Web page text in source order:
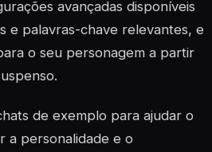
avançadas disponíveis
e palavras-chave relevantes, e
o seu personagem a partir
de exemplo para ajudar o
a personalidade e o